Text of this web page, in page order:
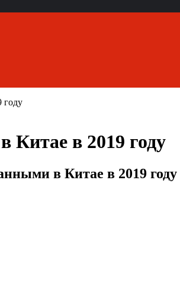
году
Китае в 2019 году
в Китае в 2019 году